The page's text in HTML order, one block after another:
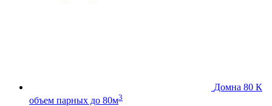
Домна 80 К
объем парных до 80м3